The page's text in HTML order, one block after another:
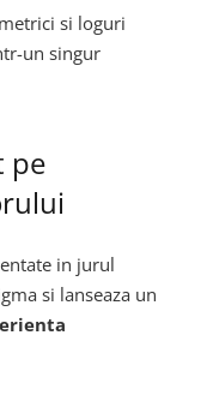
si loguri
un singur
pe
in jurul
si lanseaza un